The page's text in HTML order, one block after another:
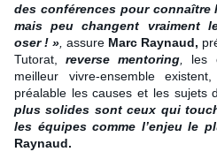
des conférences pour connaître
mais peu changent vraiment
oser ! », assure Marc Raynaud,
Tutorat,reverse mentoring, les
meilleur vivre-ensemble
préalable les causes et les sujets
plus solides sont ceux qui
les équipes comme l’enjeu le
Raynaud.